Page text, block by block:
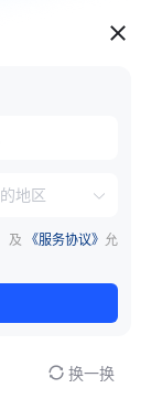
服务推荐
及 《服务协议》 允
换一换